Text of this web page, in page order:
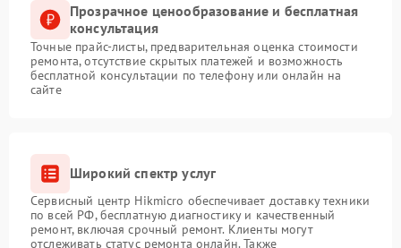
Прозрачное ценообразование и бесплатная
консультация
Точные прайс-листы, предварительная оценка стоимости
ремонта, отсутствие скрытых платежей и возможность
бесплатной консультации по телефону или онлайн на
сайте
Широкий спектр услуг
Сервисный центр Hikmicro обеспечивает доставку техники
по всей РФ, бесплатную диагностику и качественный
ремонт, включая срочный ремонт. Клиенты могут
отслеживать статус ремонта онлайн. Также